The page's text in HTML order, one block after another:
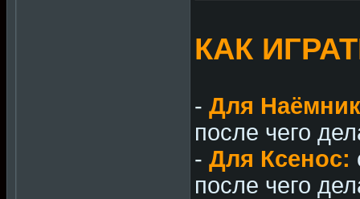
КАК
- Для
после чего
- Для Ксенос:
после чего